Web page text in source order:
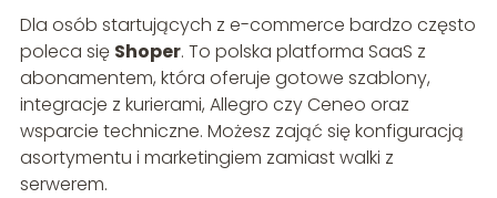
Dla osób startujących z e-commerce bardzo często
poleca się Shoper. To polska platforma SaaS z
abonamentem, która oferuje gotowe szablony,
integracje z kurierami, Allegro czy Ceneo oraz
wsparcie techniczne. Możesz zająć się konfiguracją
asortymentu i marketingiem zamiast walki z
serwerem.